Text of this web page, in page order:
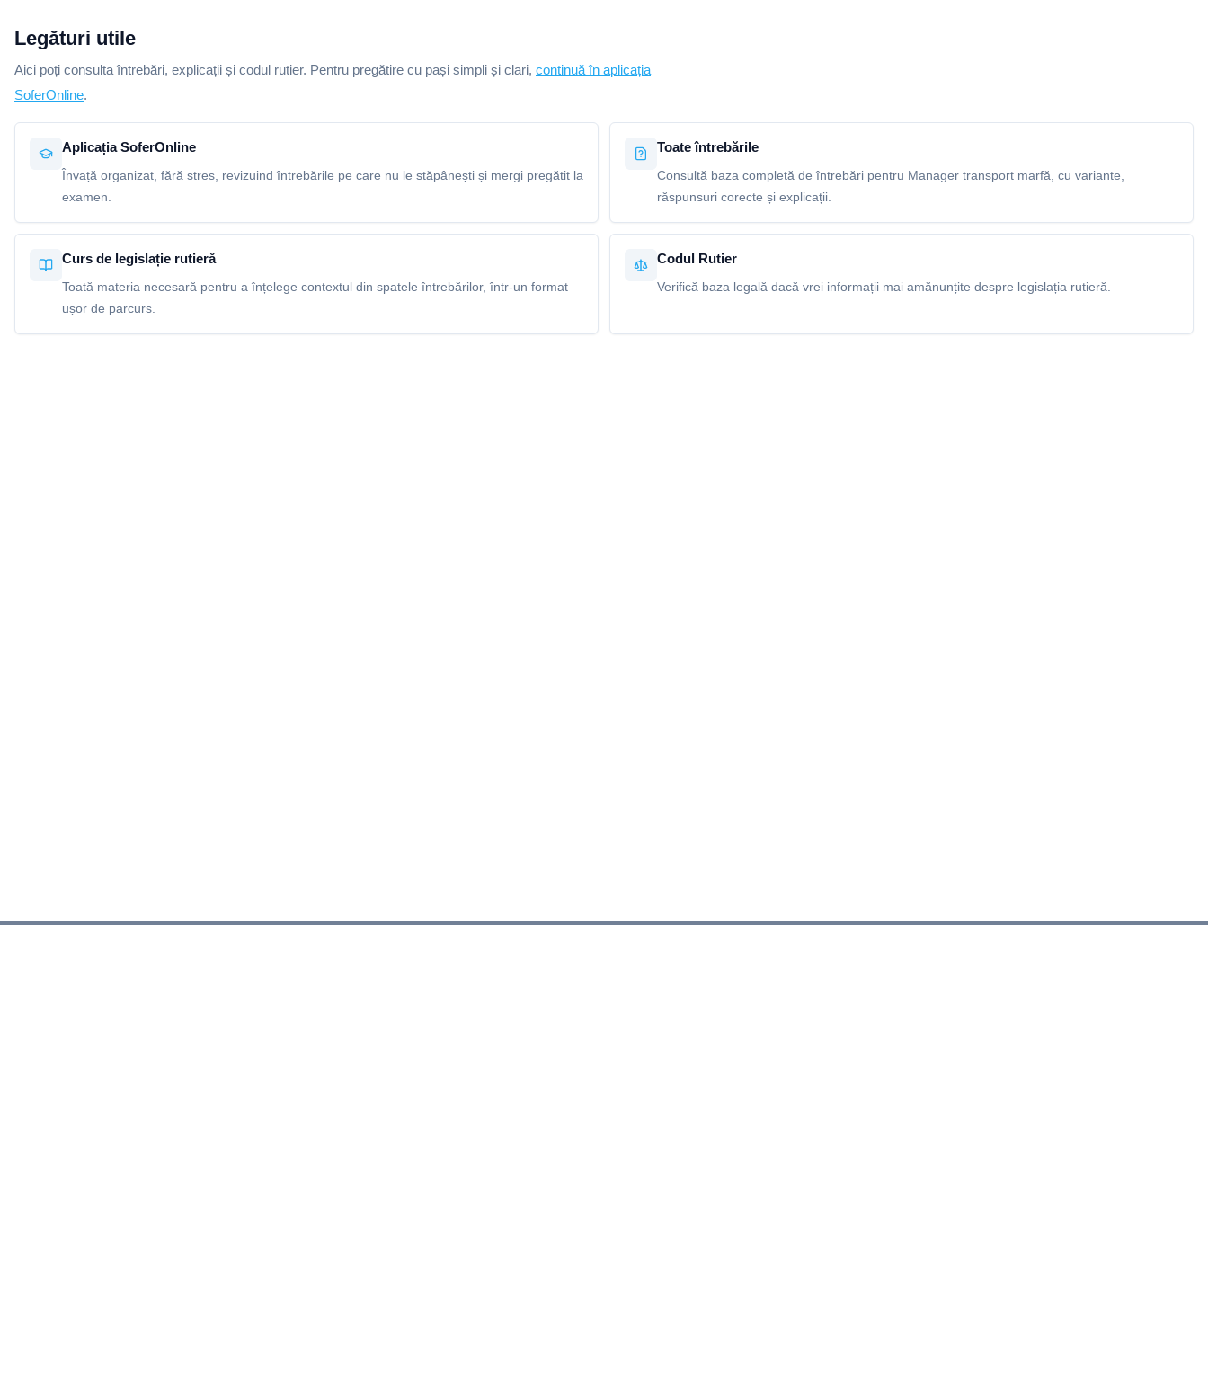
Legături utile
Aici poți consulta întrebări, explicații și codul rutier. Pentru pregătire cu pași simpli și clari, continuă în aplicația
SoferOnline.
Aplicația SoferOnline
Învață organizat, fără stres, revizuind întrebările pe care nu le stăpânești și mergi pregătit la
examen.
Toate întrebările
Consultă baza completă de întrebări pentru Manager transport marfă, cu variante,
răspunsuri corecte și explicații.
Curs de legislație rutieră
Toată materia necesară pentru a înțelege contextul din spatele întrebărilor, într-un format
ușor de parcurs.
Codul Rutier
Verifică baza legală dacă vrei informații mai amănunțite despre legislația rutieră.